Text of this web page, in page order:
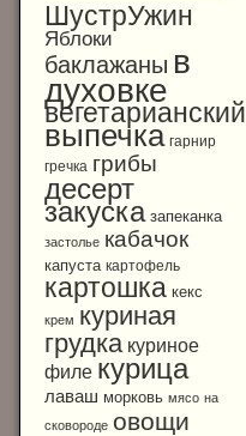
ШустрУжин
Яблоки
баклажаны в
духовке
вегетарианский
выпечка гарнир
гречка грибы
десерт
закуска запеканка
застолье кабачок
капуста картофель
картошка кекс
крем куриная
грудка куриное
филе курица
лаваш морковь мясо на
сковороде овощи